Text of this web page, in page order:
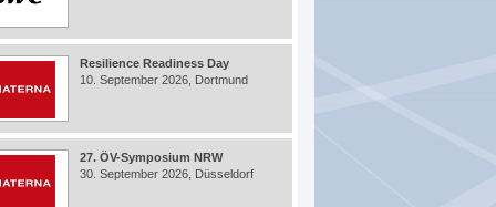
Resilience Readiness Day
10. September 2026, Dortmund
27. ÖV-Symposium NRW
30. September 2026, Düsseldorf